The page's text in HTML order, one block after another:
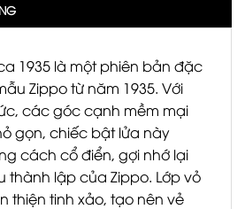
1935 là một phiên bản đặc
Zippo từ năm 1935. Với
các góc cạnh mềm mại
gọn, chiếc bật lửa này
cách cổ điển, gợi nhớ lại
thành lập của Zippo. Lớp vỏ
thiện tinh xảo, tạo nên vẻ